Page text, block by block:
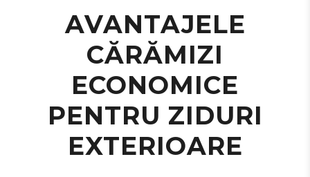
AVANTAJELE
CĂRĂMIZI
ECONOMICE
PENTRU ZIDURI
EXTERIOARE